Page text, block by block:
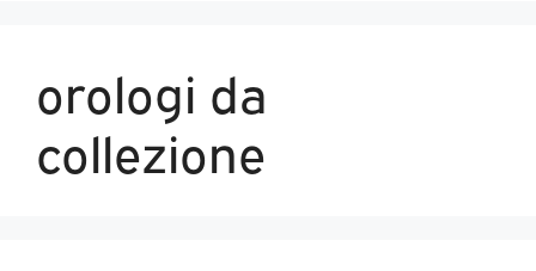
orologi da
collezione